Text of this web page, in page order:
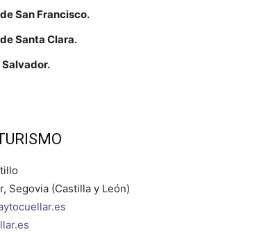
San Francisco.
Santa Clara.
Segovia (Castilla y León)